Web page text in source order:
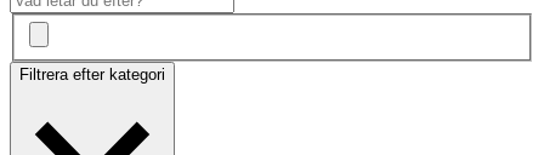
Filtrera efter kategori